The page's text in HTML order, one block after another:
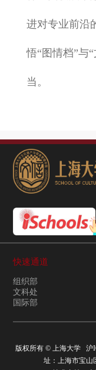
进对专业前沿
悟“图情档”与
当。
快速通道
组织部
文科处
国际部
版权所有 ©上海大学 沪
址：上海市宝山